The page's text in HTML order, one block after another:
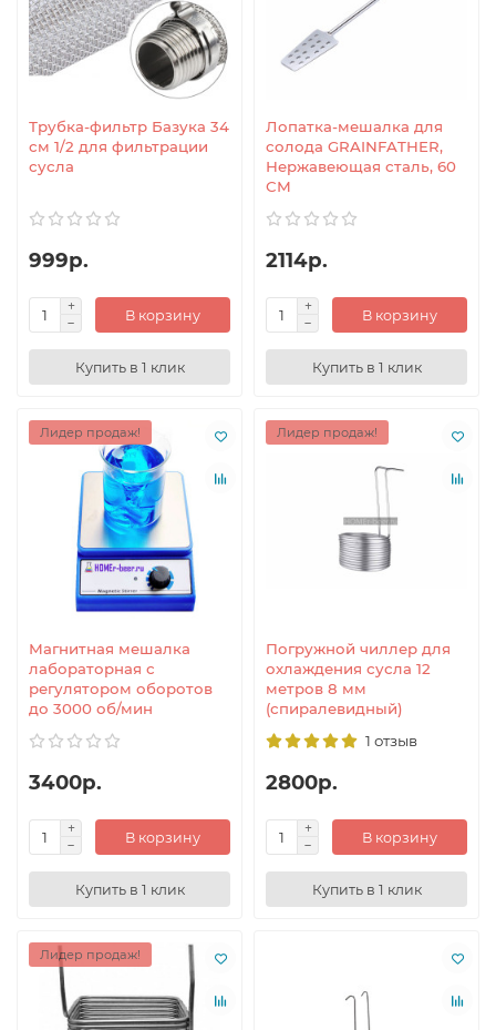
Трубка-фильтр Базука 34
см 1/2 для фильтрации
сусла
999р.
В корзину
Купить в 1 клик
Лопатка-мешалка для
солода GRAINFATHER,
Нержавеющая сталь, 60
СМ
2114р.
В корзину
Купить в 1 клик
Лидер продаж!
Магнитная мешалка
лабораторная с
регулятором оборотов
до 3000 об/мин
3400р.
В корзину
Купить в 1 клик
Лидер продаж!
Погружной чиллер для
охлаждения сусла 12
метров 8 мм
(спиралевидный)
1 отзыв
2800р.
В корзину
Купить в 1 клик
Лидер продаж!